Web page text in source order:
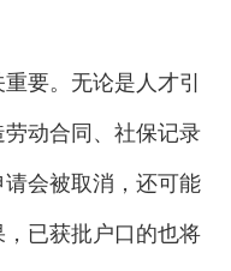
要。无论是人才引
动合同、社保记录
会被取消，还可能
已获批户口的也将